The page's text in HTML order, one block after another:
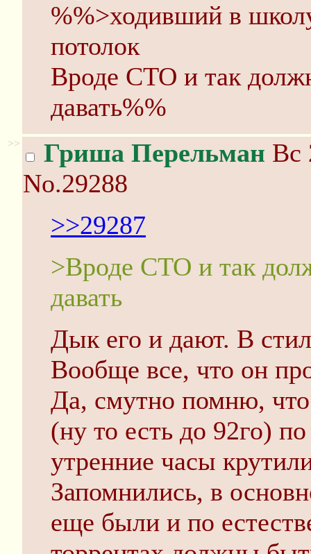
%%>ходивший в
потолок
Вроде СТО и так
давать%%
>> Гриша Перельман Вс
No.29288
>>29287
>Вроде СТО и так
давать
Дык его и дают. В
Вообще все, что он
Да, смутно помню, что
(ну то есть до 92го)
утренние часы
Запомнились, в
еще были и по